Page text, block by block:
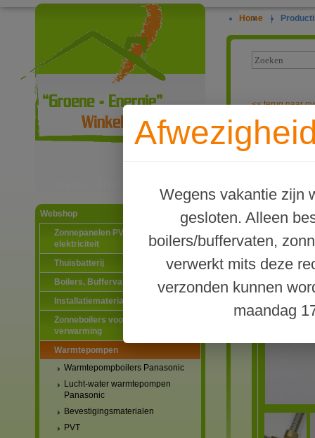
Webshop
Zonnepanelen PV-systemen
elektriciteit
Thuisbatterij
Boilers, Buffervaten en toebehoren
Installatiematerialen
Zonneboilers voor warmtapwater en
verwarming
Warmtepompen
Warmtepompboilers Panasonic
Lucht-water warmtepompen
Panasonic
Bevestigingsmaterialen
PVT
Home |
Wegens vakantie zijn
gesloten. Alleen
boilers/buffervaten,
verwerkt mits deze
verzonden kunnen
maandag
<<terug naar
Waterway